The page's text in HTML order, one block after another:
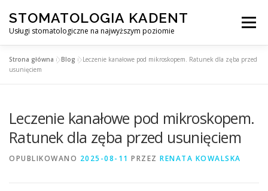
treści
STOMATOLOGIA KADENT
Usługi stomatologiczne na najwyższym poziomie
Menu
STRONA GŁÓWNA
IMPLANTY ZĘBÓW WROCŁAW
PROTETYKA NA IMPLANTACH USŁUGI
Strona główna »Blog »Leczenie kanałowe pod mikroskopem. Ratunek dla zęba przed
usunięciem
Leczenie kanałowe pod mikroskopem.
Ratunek dla zęba przed usunięciem
OPUBLIKOWANO 2025-08-11 PRZEZ RENATA KOWALSKA